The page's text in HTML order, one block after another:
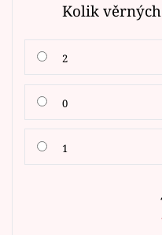
Kolik
2
0
1